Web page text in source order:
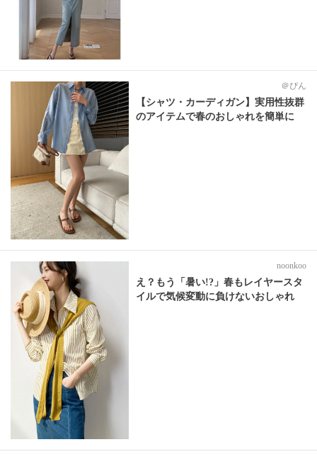
＠ぴん
【シャツ・カーディガン】実用性抜群
のアイテムで春のおしゃれを簡単に
noonkoo
え？もう「暑い!?」春もレイヤースタ
イルで気候変動に負けないおしゃれ